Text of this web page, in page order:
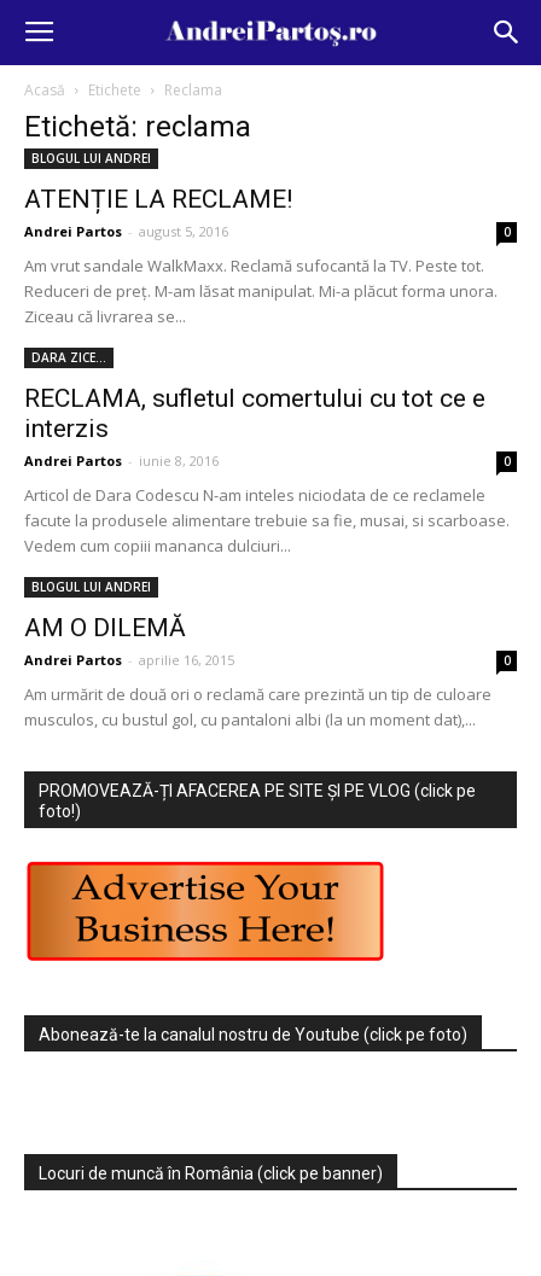
Acasă Etichete Reclama
Etichetă: reclama
BLOGUL LUI ANDREI
ATENȚIE LA RECLAME!
Andrei Partos - august 5, 2016 0
Am vrut sandale WalkMaxx. Reclamă sufocantă la TV. Peste tot.
Reduceri de preț. M-am lăsat manipulat. Mi-a plăcut forma unora.
Ziceau că livrarea se...
DARA ZICE...
RECLAMA, sufletul comertului cu tot ce e
interzis
Andrei Partos - iunie 8, 2016 0
Articol de Dara Codescu N-am inteles niciodata de ce reclamele
facute la produsele alimentare trebuie sa fie, musai, si scarboase.
Vedem cum copiii mananca dulciuri...
BLOGUL LUI ANDREI
AM O DILEMĂ
Andrei Partos - aprilie 16, 2015 0
Am urmărit de două ori o reclamă care prezintă un tip de culoare
musculos, cu bustul gol, cu pantaloni albi (la un moment dat),...
PROMOVEAZĂ-ȚI AFACEREA PE SITE ȘI PE VLOG (click pe
foto!)
Abonează-te la canalul nostru de Youtube (click pe foto)
Locuri de muncă în România (click pe banner)